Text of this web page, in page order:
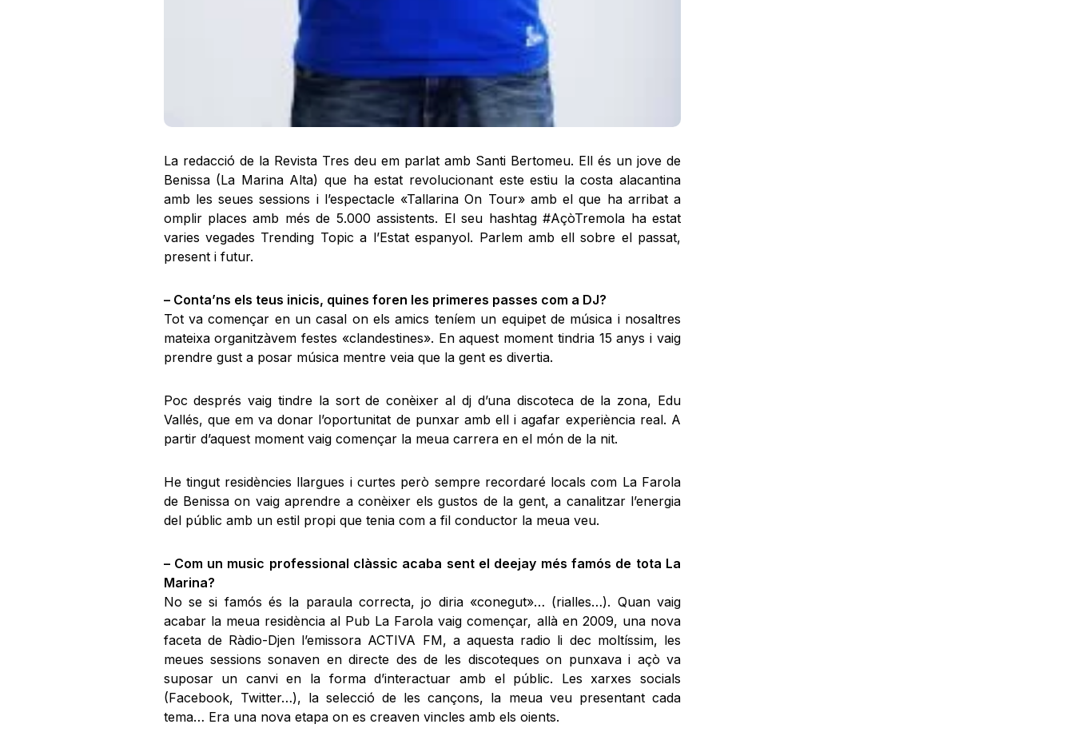
La redacció de la Revista Tres deu em parlat amb Santi Bertomeu. Ell és un jove de
Benissa (La Marina Alta) que ha estat revolucionant este estiu la costa alacantina
amb les seues sessions i l’espectacle «Tallarina On Tour» amb el que ha arribat a
omplir places amb més de 5.000 assistents. El seu hashtag #AçòTremola ha estat
varies vegades Trending Topic a l’Estat espanyol. Parlem amb ell sobre el passat,
present i futur.
– Conta’ns els teus inicis, quines foren les primeres passes com a DJ?
Tot va començar en un casal on els amics teníem un equipet de música i nosaltres
mateixa organitzàvem festes «clandestines». En aquest moment tindria 15 anys i vaig
prendre gust a posar música mentre veia que la gent es divertia.
Poc després vaig tindre la sort de conèixer al dj d’una discoteca de la zona, Edu
Vallés, que em va donar l’oportunitat de punxar amb ell i agafar experiència real. A
partir d’aquest moment vaig començar la meua carrera en el món de la nit.
He tingut residències llargues i curtes però sempre recordaré locals com La Farola
de Benissa on vaig aprendre a conèixer els gustos de la gent, a canalitzar l’energia
del públic amb un estil propi que tenia com a fil conductor la meua veu.
– Com un music professional clàssic acaba sent el deejay més famós de tota La
Marina?
No se si famós és la paraula correcta, jo diria «conegut»… (rialles…). Quan vaig
acabar la meua residència al Pub La Farola vaig començar, allà en 2009, una nova
faceta de Ràdio-Djen l’emissora ACTIVA FM, a aquesta radio li dec moltíssim, les
meues sessions sonaven en directe des de les discoteques on punxava i açò va
suposar un canvi en la forma d’interactuar amb el públic. Les xarxes socials
(Facebook, Twitter…), la selecció de les cançons, la meua veu presentant cada
tema… Era una nova etapa on es creaven vincles amb els oients.